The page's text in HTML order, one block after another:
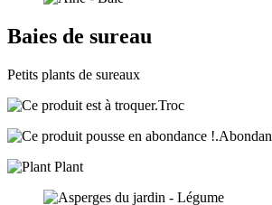
Baies de sureau
Petits plants de sureaux
Troc
Plant